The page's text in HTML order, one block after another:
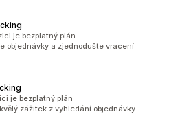
3830je bezplatný plán
objednávky a zjednodušte vracení
1567je bezplatný plán
zážitek z vyhledání objednávky.